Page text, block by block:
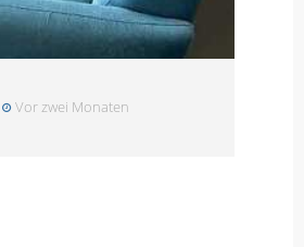
Vor zwei Monaten